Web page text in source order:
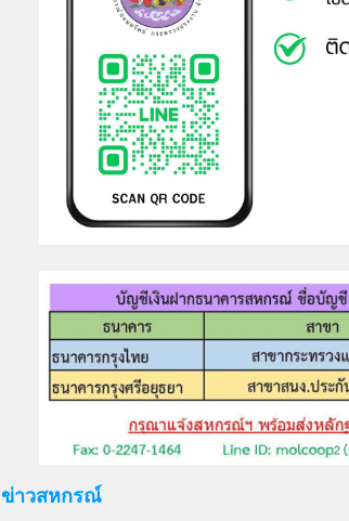
ข่าวสหกรณ์